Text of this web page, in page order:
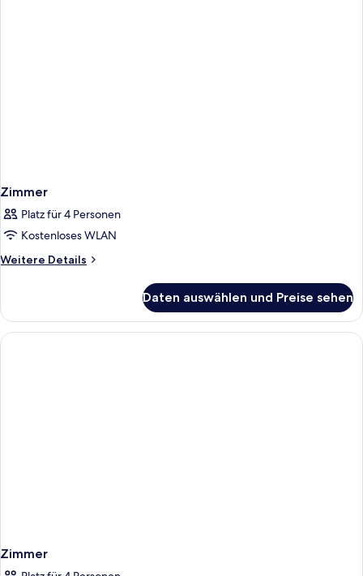
Zimmer
Platz für 4 Personen
Kostenloses WLAN
Weitere Details
Weitere
Daten auswählen und Preise sehen
Zimmer